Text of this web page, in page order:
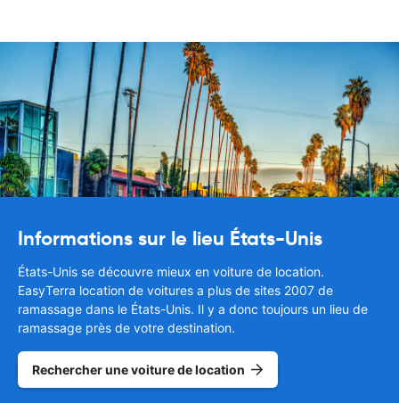
Informations sur le lieu États-Unis
États-Unis se découvre mieux en voiture de location.
EasyTerra location de voitures a plus de sites 2007 de
ramassage dans le États-Unis. Il y a donc toujours un lieu de
ramassage près de votre destination.
Rechercher une voiture de location